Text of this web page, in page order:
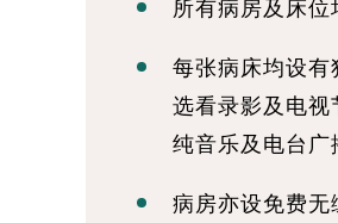
所有病房及床位
每张病床均设
选看录影及电视
纯音乐及电台广
病房亦设免费